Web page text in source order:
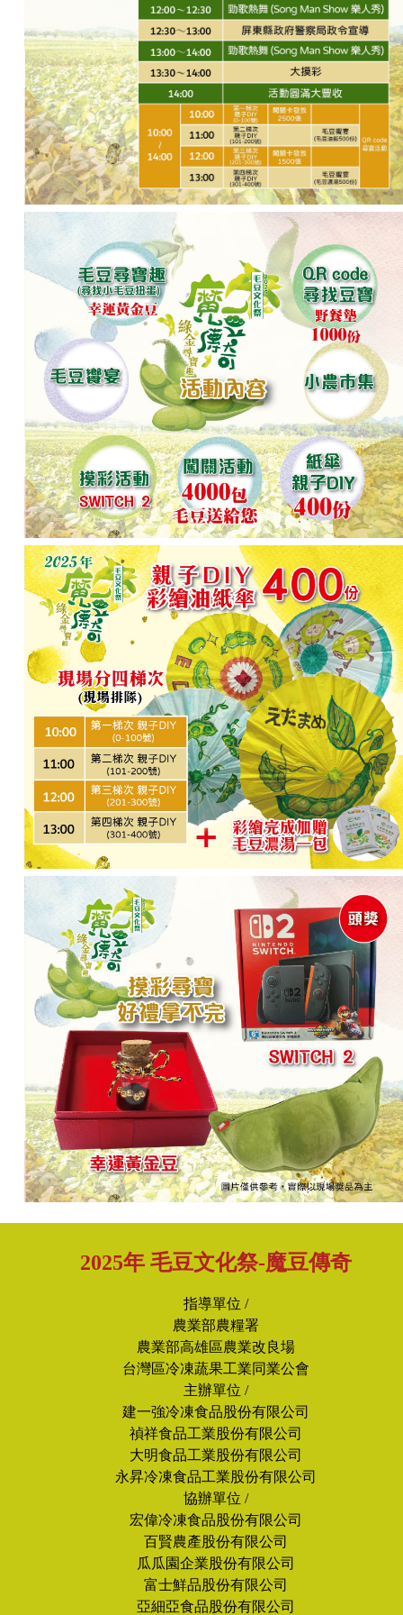
2025年 毛豆文化祭-魔豆傳奇
指導單位 /
農業部農糧署
農業部高雄區農業改良場
台灣區冷凍蔬果工業同業公會
主辦單位 /
建一強冷凍食品股份有限公司
禎祥食品工業股份有限公司
大明食品工業股份有限公司
永昇冷凍食品工業股份有限公司
協辦單位 /
宏偉冷凍食品股份有限公司
百賢農產股份有限公司
瓜瓜園企業股份有限公司
富士鮮品股份有限公司
亞細亞食品股份有限公司